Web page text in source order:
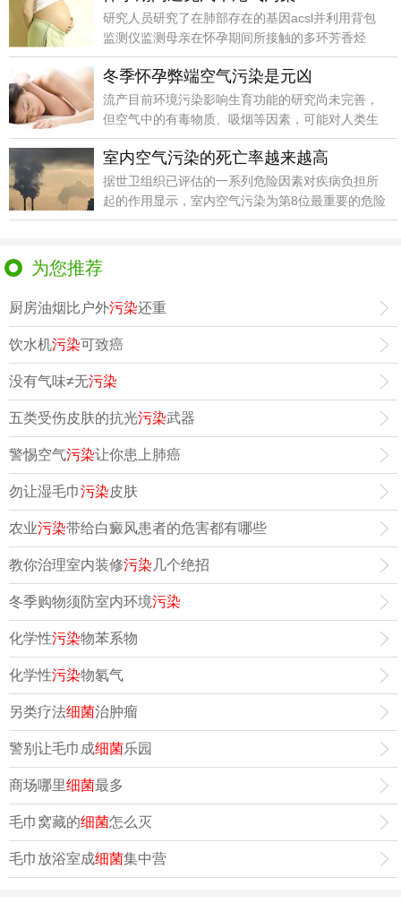
研究人员研究了在肺部存在的基因acsl并利用背包
监测仪监测母亲在怀孕期间所接触的多环芳香烃
(pahs
冬季怀孕弊端空气污染是元凶
流产目前环境污染影响生育功能的研究尚未完善，
但空气中的有毒物质、吸烟等因素，可能对人类生
育有负面影响
室内空气污染的死亡率越来越高
据世卫组织已评估的一系列危险因素对疾病负担所
起的作用显示，室内空气污染为第8位最重要的危险
因素，占全
为您推荐
厨房油烟比户外污染还重
饮水机污染可致癌
没有气味≠无污染
五类受伤皮肤的抗光污染武器
警惕空气污染让你患上肺癌
勿让湿毛巾污染皮肤
农业污染带给白癜风患者的危害都有哪些
教你治理室内装修污染 几个绝招
冬季购物须防室内环境污染
化学性污染物苯系物
化学性污染物氡气
另类疗法细菌治肿瘤
警别让毛巾成细菌乐园
商场哪里细菌最多
毛巾窝藏的细菌怎么灭
毛巾放浴室成细菌集中营